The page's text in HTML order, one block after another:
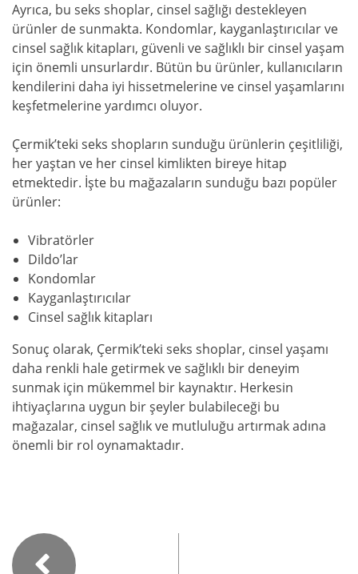
Ayrıca, bu seks shoplar, cinsel sağlığı destekleyen
ürünler de sunmakta. Kondomlar, kayganlaştırıcılar ve
cinsel sağlık kitapları, güvenli ve sağlıklı bir cinsel yaşam
için önemli unsurlardır. Bütün bu ürünler, kullanıcıların
kendilerini daha iyi hissetmelerine ve cinsel yaşamlarını
keşfetmelerine yardımcı oluyor.
Çermik’teki seks shopların sunduğu ürünlerin çeşitliliği,
her yaştan ve her cinsel kimlikten bireye hitap
etmektedir. İşte bu mağazaların sunduğu bazı popüler
ürünler:
Vibratörler
Dildo’lar
Kondomlar
Kayganlaştırıcılar
Cinsel sağlık kitapları
Sonuç olarak, Çermik’teki seks shoplar, cinsel yaşamı
daha renkli hale getirmek ve sağlıklı bir deneyim
sunmak için mükemmel bir kaynaktır. Herkesin
ihtiyaçlarına uygun bir şeyler bulabileceği bu
mağazalar, cinsel sağlık ve mutluluğu artırmak adına
önemli bir rol oynamaktadır.